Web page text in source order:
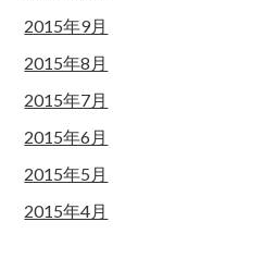
2015年9月
2015年8月
2015年7月
2015年6月
2015年5月
2015年4月